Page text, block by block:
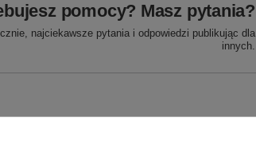
pomocy? Masz pytania?
najciekawsze pytania i odpowiedzi publikując dla
innych.